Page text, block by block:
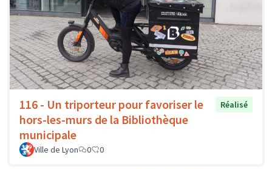
116 - Un triporteur pour favoriser le
hors-les-murs de la Bibliothèque
municipale
Réalisé
Ville de Lyon 0 0